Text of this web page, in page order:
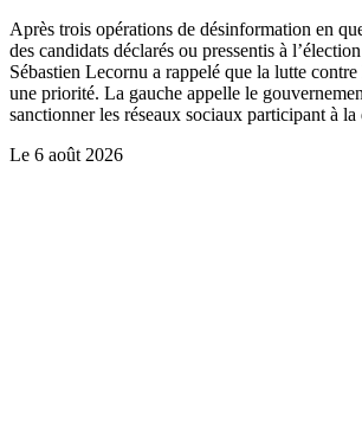
Après trois opérations de désinformation en
des candidats déclarés ou pressentis à
Sébastien Lecornu a rappelé que la lutte
une priorité. La gauche appelle le
sanctionner les réseaux sociaux participant à
Le 6 août 2026